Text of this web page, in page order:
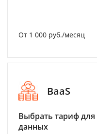
От 1 000 руб./месяц
BaaS
Выбрать тариф
данных